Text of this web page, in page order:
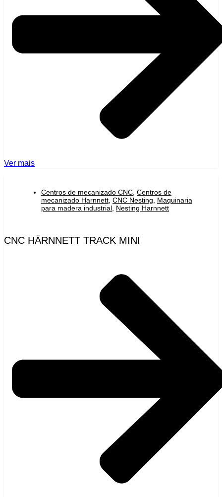
Ver mais
Centros de mecanizado CNC Centros de
mecanizado Harnnett CNC Nesting
Maquinaria
para madera industrial Nesting Harnnett
CNC HÄRNNETT TRACK MINI